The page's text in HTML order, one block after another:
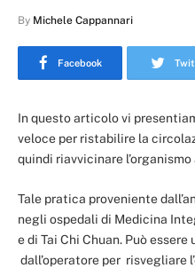
By Michele Cappannari
Facebook
In questo articolo vi
veloce per ristabilire la
quindi riavvicinare
Tale pratica proveniente
negli ospedali di Medicina
e di Tai Chi Chuan. Può
dall’operatore per risvegliare